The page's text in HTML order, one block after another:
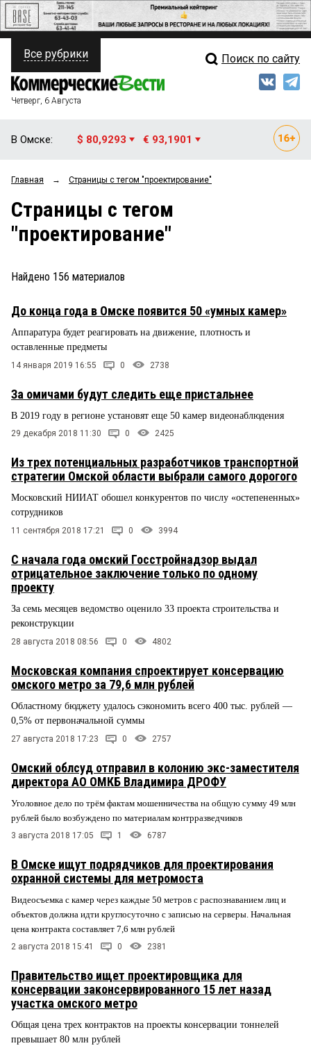
ПОЛИТИКА
ФИНАНСЫ
ОБЩЕСТВО
ЗАКОН
НОВОСТИ КОМПАНИЙ
ПРОИСШЕСТВИЯ
СТИЛЬ ЖИЗНИ
Свежий выпуск
Мнения
Все рубрики Поиск по сайту
Четверг, 6 Августа
В Омске: $ 80,9293 € 93,1901
Главная → Страницы c тегом "проектирование"
Страницы c тегом
"проектирование"
Найдено 156 материалов
До конца года в Омске появится 50 «умных камер»
Аппаратура будет реагировать на движение, плотность и
оставленные предметы
14 января 2019 16:55 0 2738
За омичами будут следить еще пристальнее
В 2019 году в регионе установят еще 50 камер видеонаблюдения
29 декабря 2018 11:30 0 2425
Из трех потенциальных разработчиков транспортной
стратегии Омской области выбрали самого дорогого
Московский НИИАТ обошел конкурентов по числу «остепененных»
сотрудников
11 сентября 2018 17:21 0 3994
С начала года омский Госстройнадзор выдал
отрицательное заключение только по одному
проекту
За семь месяцев ведомство оценило 33 проекта строительства и
реконструкции
28 августа 2018 08:56 0 4802
Московская компания спроектирует консервацию
омского метро за 79,6 млн рублей
Областному бюджету удалось сэкономить всего 400 тыс. рублей —
0,5% от первоначальной суммы
27 августа 2018 17:23 0 2757
Омский облсуд отправил в колонию экс-заместителя
директора АО ОМКБ Владимира ДРОФУ
Уголовное дело по трём фактам мошенничества на общую сумму 49 млн
рублей было возбуждено по материалам контрразведчиков
3 августа 2018 17:05 1 6787
В Омске ищут подрядчиков для проектирования
охранной системы для метромоста
Видеосъемка с камер через каждые 50 метров с распознаванием лиц и
объектов должна идти круглосуточно с записью на серверы. Начальная
цена контракта составляет 7,6 млн рублей
2 августа 2018 15:41 0 2381
Правительство ищет проектировщика для
консервации законсервированного 15 лет назад
участка омского метро
Общая цена трех контрактов на проекты консервации тоннелей
превышает 80 млн рублей